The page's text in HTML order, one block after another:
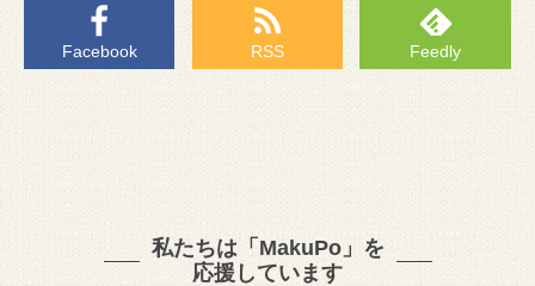
Facebook RSS Feedly
私たちは「MakuPo」を
応援しています